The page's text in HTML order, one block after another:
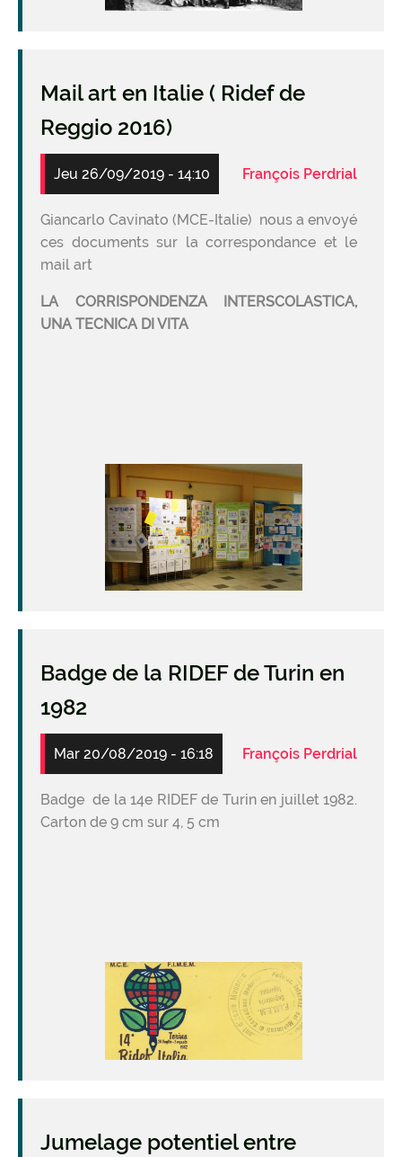
Mail art en Italie ( Ridef de
Reggio 2016)
Jeu 26/09/2019 - 14:10 François Perdrial
Giancarlo Cavinato (MCE-Italie) nous a envoyé
ces documents sur la correspondance et le
mail art
LA CORRISPONDENZA INTERSCOLASTICA,
UNA TECNICA DI VITA
Image
Badge de la RIDEF de Turin en
1982
Mar 20/08/2019 - 16:18 François Perdrial
Badge de la 14e RIDEF de Turin en juillet 1982.
Carton de 9 cm sur 4, 5 cm
Image
Jumelage potentiel entre